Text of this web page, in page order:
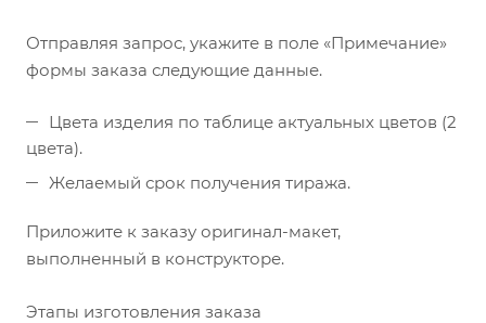
Отправляя запрос, укажите в поле «Примечание»
формы заказа следующие данные.
Цвета изделия по таблице актуальных цветов (2
цвета).
Желаемый срок получения тиража.
Приложите к заказу оригинал-макет,
выполненный в конструкторе.
Этапы изготовления заказа